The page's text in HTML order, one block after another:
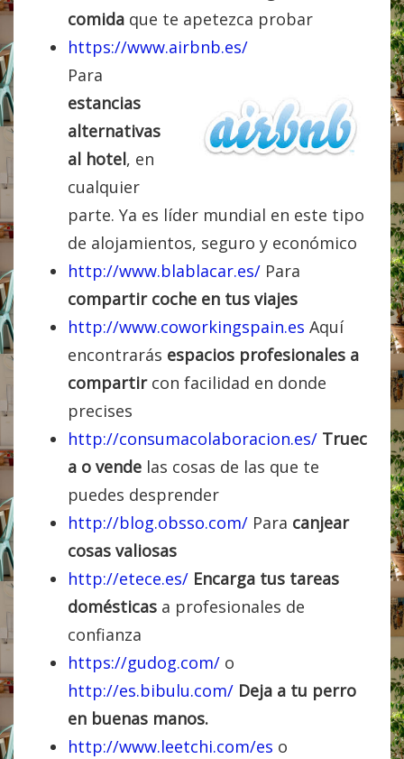
comida que te apetezca probar
https://www.airbnb.es/
Para
estancias
alternativas
al hotel, en
cualquier
parte. Ya es líder mundial en este tipo
de alojamientos, seguro y económico
http://www.blablacar.es/ Para
compartir coche en tus viajes
http://www.coworkingspain.es Aquí
encontrarás espacios profesionales a
compartircon facilidad en donde
precises
http://consumacolaboracion.es/ Truec
a o vende las cosas de las que te
puedes desprender
http://blog.obsso.com/ Para canjear
cosas valiosas
http://etece.es/ Encarga tus tareas
domésticas a profesionales de
confianza
https://gudog.com/ o
http://es.bibulu.com/ Deja a tu perro
en buenas manos.
http://www.leetchi.com/es o